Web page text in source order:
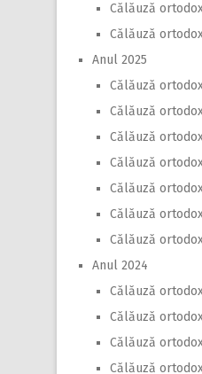
Călăuză
Călăuză
Anul 2025
Călăuză
Călăuză
Călăuză
Călăuză
Călăuză
Călăuză
Călăuză
Anul 2024
Călăuză
Călăuză
Călăuză
Călăuză